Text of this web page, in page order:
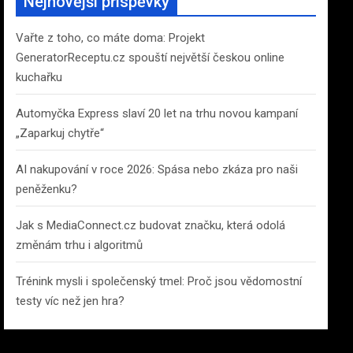
h
Vařte z toho, co máte doma: Projekt
GeneratorReceptu.cz spouští největší českou online
kuchařku
Automyčka Express slaví 20 let na trhu novou kampaní
„Zaparkuj chytře“
AI nakupování v roce 2026: Spása nebo zkáza pro naši
peněženku?
Jak s MediaConnect.cz budovat značku, která odolá
změnám trhu i algoritmů
Trénink mysli i společenský tmel: Proč jsou vědomostní
testy víc než jen hra?